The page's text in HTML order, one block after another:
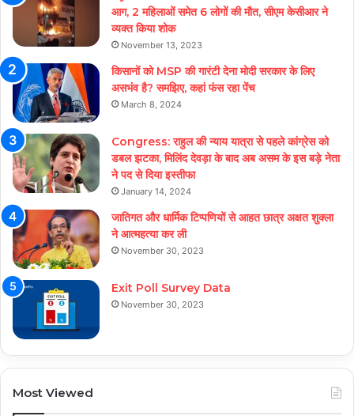
आग, 2 महिलाओं समेत 6 लोगों की मौत, सीएम केसीआर ने
व्यक्त किया शोक
November 13, 2023
किसानों को MSP की गारंटी देना मोदी सरकार के लिए
असभंव है? समझिए, कहां फंस रहा पेंच
March 8, 2024
Congress: राहुल की न्याय यात्रा से पहले कांग्रेस को
डबल झटका, मिलिंद देवड़ा के बाद अब असम के इस बड़े नेता
ने पद से दिया इस्तीफा
January 14, 2024
जातिगत और धार्मिक टिप्पणियों से आहत छात्र अक्षत शुक्ला
ने आत्महत्या कर ली
November 30, 2023
Exit Poll Survey Data
November 30, 2023
Most Viewed